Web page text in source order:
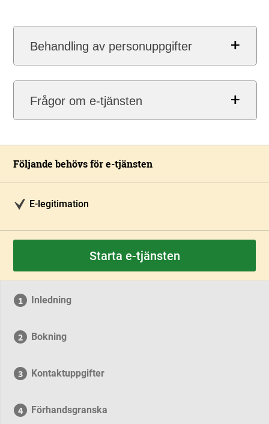
Behandling av personuppgifter
Frågor om e-tjänsten
Följande behövs för e-tjänsten
E-legitimation
Starta e-tjänsten
Inledning
Bokning
Kontaktuppgifter
Förhandsgranska